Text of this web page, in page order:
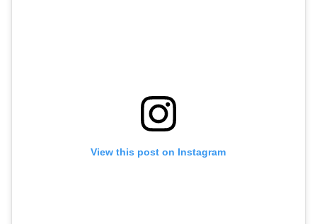
View this post on Instagram